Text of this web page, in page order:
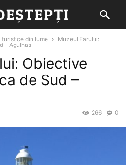
turistice din lume
Muzeul Farului:
– Agulhas
Obiective
de Sud –
0
266